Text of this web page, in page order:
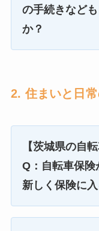
の手続きなど
か？
2. 住まいと日常
【茨城県の自
Q：自転車保険
新しく保険に